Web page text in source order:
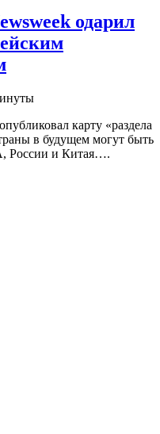
одарил
карту «раздела
в будущем могут быть
России и Китая….